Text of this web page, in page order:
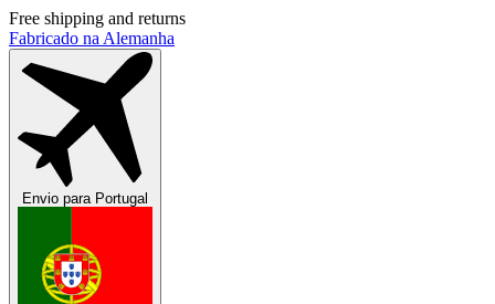
Free shipping and returns
Fabricado na Alemanha
Envio paraPortugal